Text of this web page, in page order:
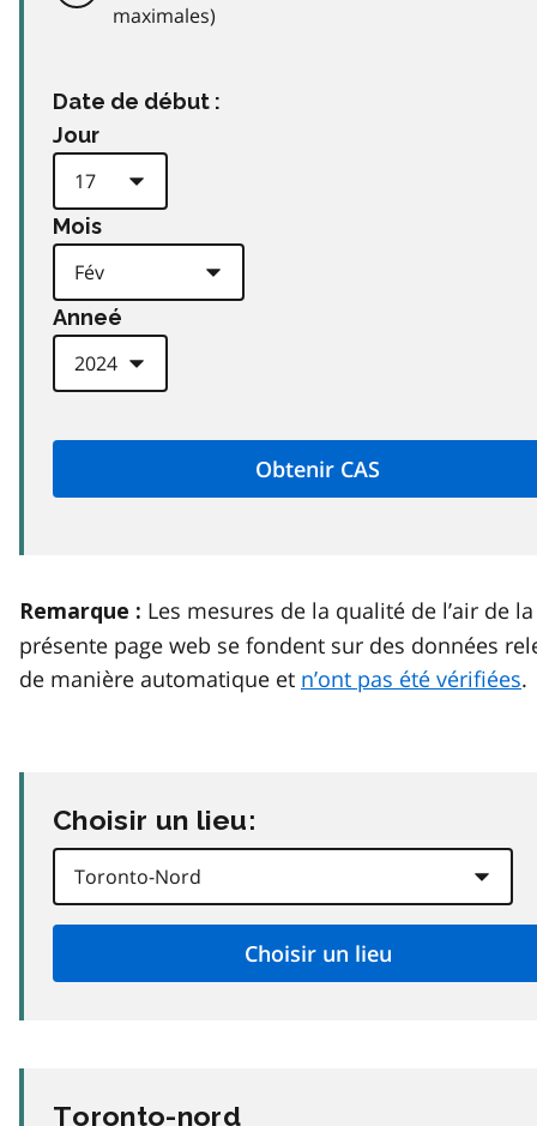
maximales)
Date de début :
Jour
Mois
Anneé
Remarque : Les mesures de la qualité de l’air de la
présente page web se fondent sur des données
de manière automatique et n’ont pas été vérifiées.
Choisir un lieu:
Toronto-nord